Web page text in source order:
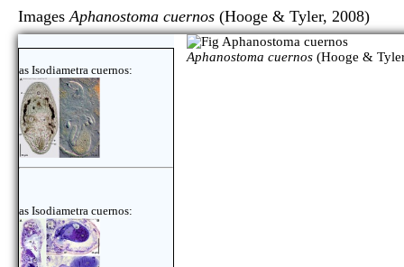
ImagesAphanostoma cuernos (Hooge & Tyler,
as Isodiametra cuernos:
as Isodiametra cuernos:
Aphanostoma cuernos (Hooge &